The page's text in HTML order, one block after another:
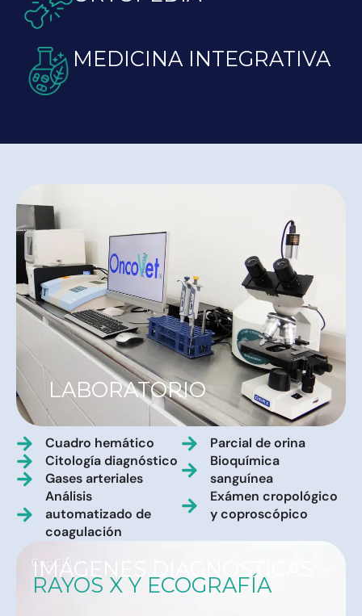
MEDICINA INTEGRATIVA
LABORATORIO
Cuadro hemático
Citología diagnóstico
Gases arteriales
Análisis
automatizado de
coagulación
Parcial de orina
Bioquímica
sanguínea
Exámen cropológico
y coproscópico
IMÁGENES DIAGNÓSTICAS
RAYOS X Y ECOGRAFÍA